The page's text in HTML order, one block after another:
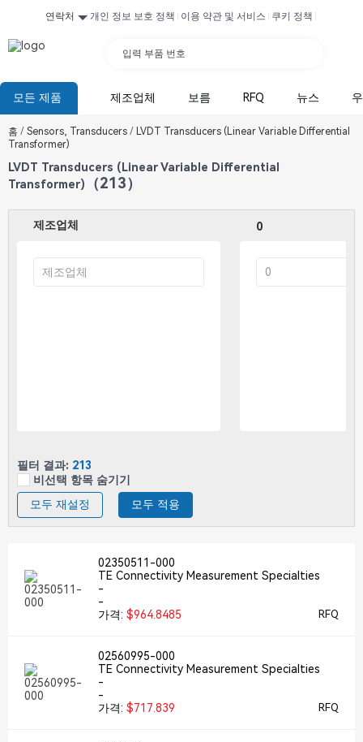
연락처 개인 정보 보호 정책 이용 약관 및 서비스 쿠키 정책
입력 부품 번호
모든 제품 제조업체 보름 RFQ 뉴스
홈 / Sensors, Transducers / LVDT Transducers (Linear Variable Differential
Transformer)
LVDT Transducers (Linear Variable Differential
Transformer)
（213）
제조업체 0
필터 결과: 213
비선택 항목 숨기기
모두 재설정
모두 적용
02350511-000
TE Connectivity Measurement Specialties
-
-
가격: $964.8485 RFQ
02560995-000
TE Connectivity Measurement Specialties
-
-
가격: $717.839 RFQ